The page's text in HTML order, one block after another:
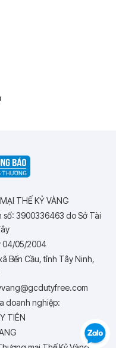
THẾ KỶ VÀNG
3900336463 do Sở Tài
04/05/2004
Bến Cầu, tỉnh Tây Ninh,
doanh nghiệp:
TIÊN